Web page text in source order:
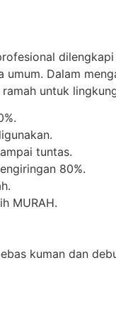
Dalam
untuk
tuntas.
80%.
MURAH.
kuman dan